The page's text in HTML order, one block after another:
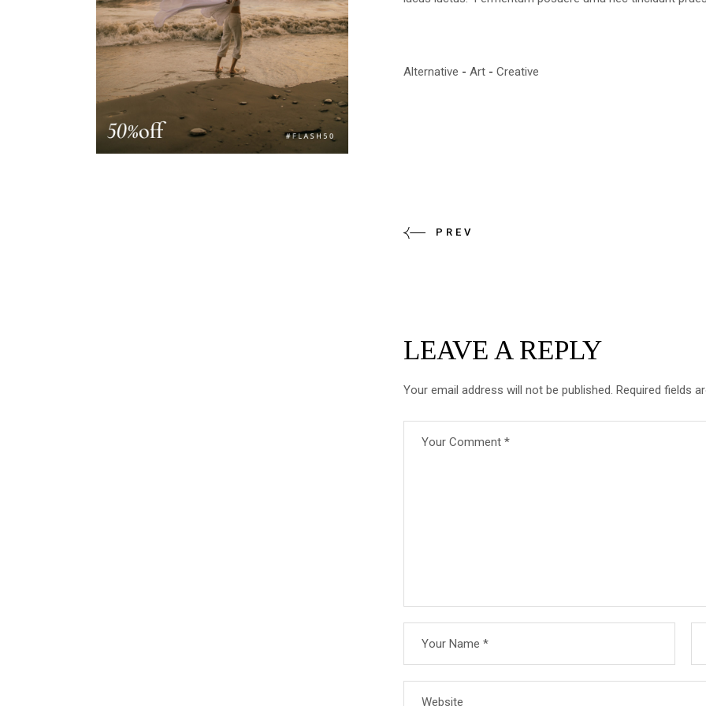
Alternative Art Creative
PREV
LEAVE A REPLY
Your email address will not be published. Required fields